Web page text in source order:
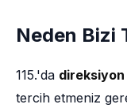
Neden Bizi
115.'da
tercih etmeniz